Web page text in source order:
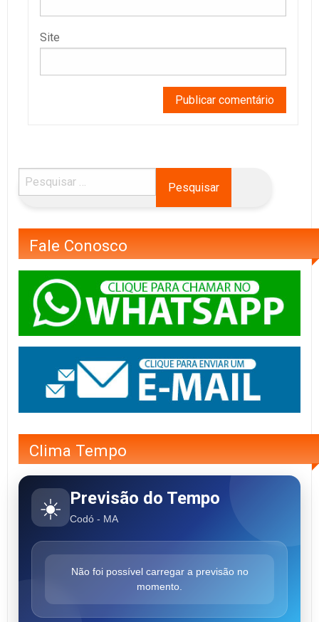
Site
Fale Conosco
Clima Tempo
☀️ Previsão do Tempo
Codó - MA
Não foi possível carregar a previsão no
momento.